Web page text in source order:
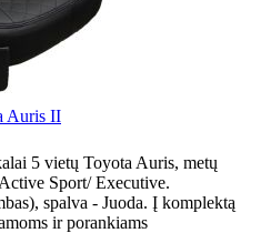
Auris II
5 vietų Toyota Auris, metų
Sport/ Executive.
spalva - Juoda. Į komplektą
ir porankiams